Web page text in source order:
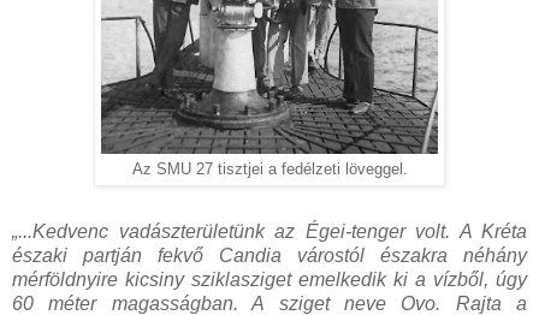
Az SMU 27 tisztjei a fedélzeti löveggel.
„...Kedvenc vadászterületünk az Égei-tenger volt. A Kréta
északi partján fekvő Candia várostól északra néhány
mérföldnyire kicsiny sziklasziget emelkedik ki a vízből, úgy
60 méter magasságban. A sziget neve Ovo. Rajta a